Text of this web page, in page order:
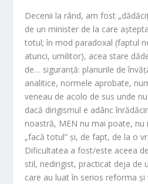
Decenii la rând, am fost
de un minister de la care
totul; în mod paradoxal (faptul
atunci, umilitor), acea stare
de… siguranță: planurile de
analitice, normele aprobate,
veneau de acolo de sus unde
dacă dirigismul e adânc
noastră, MEN nu mai poate, nu
„facă totul” și, de fapt, de la o
Dificultatea a fost/este aceea
stil, nedirigist, practicat deja de
care au luat în serios reforma și